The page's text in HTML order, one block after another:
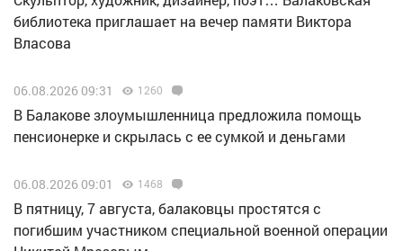
библиотека приглашает на вечер памяти Виктора
Власова
06.08.2026 09:31 1260
В Балакове злоумышленница предложила помощь
пенсионерке и скрылась с ее сумкой и деньгами
06.08.2026 09:01 1468
В пятницу, 7 августа, балаковцы простятся с
погибшим участником специальной военной операции